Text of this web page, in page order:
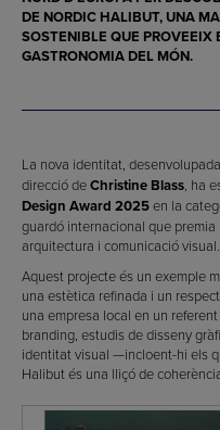
DE NORDIC HALIBUT, UNA
SOSTENIBLE QUE PROVEEIX
GASTRONOMIA DEL MÓN.
La nova identitat,
direcció deChristine Blass, ha
Design Award 2025en la
guardó internacional que premia
arquitectura i comunicació visual.
Aquest projecte és un exemple
una estètica refinada i un
una empresa local en un
branding, estudis de disseny
identitat visual —incloent-hi els
Halibut és una lliçó de